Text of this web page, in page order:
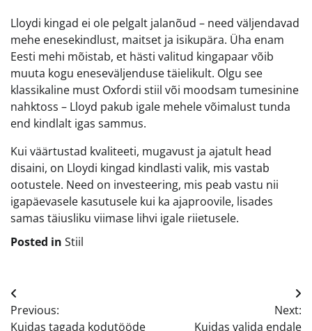
Lloydi kingad ei ole pelgalt jalanõud – need väljendavad
mehe enesekindlust, maitset ja isikupära. Üha enam
Eesti mehi mõistab, et hästi valitud kingapaar võib
muuta kogu eneseväljenduse täielikult. Olgu see
klassikaline must Oxfordi stiil või moodsam tumesinine
nahktoss – Lloyd pakub igale mehele võimalust tunda
end kindlalt igas sammus.
Kui väärtustad kvaliteeti, mugavust ja ajatult head
disaini, on Lloydi kingad kindlasti valik, mis vastab
ootustele. Need on investeering, mis peab vastu nii
igapäevasele kasutusele kui ka ajaproovile, lisades
samas täiusliku viimase lihvi igale riietusele.
Posted in Stiil
Navigeerimine
Previous:
Kuidas tagada kodutööde
Next:
Kuidas valida endale